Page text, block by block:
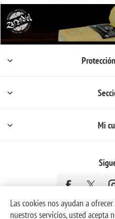
Mi
Las cookies nos ayudan a
nuestros servicios, usted acepta